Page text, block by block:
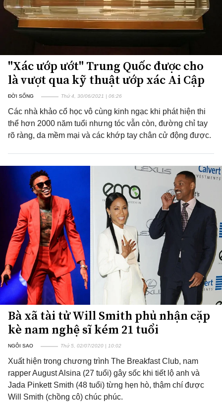
"Xác ướp ướt" Trung Quốc được cho
là vượt qua kỹ thuật ướp xác Ai Cập
ĐỜI SỐNG Thứ 4, 30/06/2021 | 06:26
Các nhà khảo cổ học vô cùng kinh ngạc khi phát hiện thi
thể hơn 2000 năm tuổi nhưng tóc vẫn còn, đường chỉ tay
rõ ràng, da mềm mại và các khớp tay chân cử động được.
Bà xã tài tử Will Smith phủ nhận cặp
kè nam nghệ sĩ kém 21 tuổi
NGÔI SAO Thứ 5, 02/07/2020 | 10:02
Xuất hiện trong chương trình The Breakfast Club, nam
rapper August Alsina (27 tuổi) gây sốc khi tiết lộ anh và
Jada Pinkett Smith (48 tuổi) từng hẹn hò, thậm chí được
Will Smith (chồng cô) chúc phúc.